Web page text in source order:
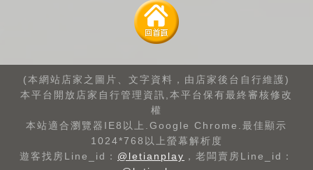
(本網站店家之圖片、文字資料，由店家後台自行維護)
本平台開放店家自行管理資訊,本平台保有最終審核修改
權
本站適合瀏覽器IE8以上.Google Chrome.最佳顯示
1024*768以上螢幕解析度
遊客找房Line_id： @letianplay ，老闆賣房Line_id：